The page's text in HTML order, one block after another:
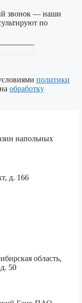
звонок — наши
по
политики
обработку
напольных
д. 166
область,
50